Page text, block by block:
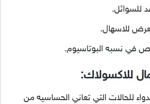
للسوائل.
للاسهال.
في نسبه البوتاسيوم.
للاكسولاك:
للحالات التي تعاني الحساسيه من